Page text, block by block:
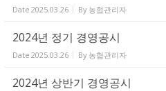
Date 2025.03.26 By 농협관리자
2024년 정기 경영공시
Date 2025.03.26 By 농협관리자
2024년 상반기 경영공시